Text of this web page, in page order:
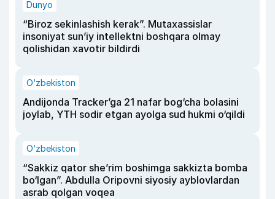
Dunyo
“Biroz sekinlashish kerak”. Mutaxassislar
insoniyat sun’iy intellektni boshqara olmay
qolishidan xavotir bildirdi
O‘zbekiston
Andijonda Tracker’ga 21 nafar bog‘cha bolasini
joylab, YTH sodir etgan ayolga sud hukmi o‘qildi
O‘zbekiston
“Sakkiz qator she’rim boshimga sakkizta bomba
bo‘lgan”. Abdulla Oripovni siyosiy ayblovlardan
asrab qolgan voqea